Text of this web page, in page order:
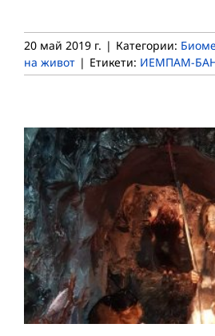
20 май 2019 г. | Категории:
на живот | Етикети: ИЕМПАМ-